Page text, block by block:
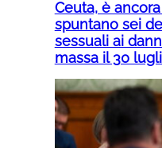
Ceuta, è
spuntano sei
sessuali ai
massa il 30